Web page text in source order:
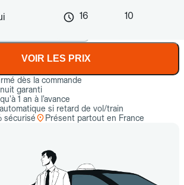
16 10
VOIR LES PRIX
dès la commande
garanti
1 an à l’avance
si retard de vol/train
sécurisé
Présent partout en France